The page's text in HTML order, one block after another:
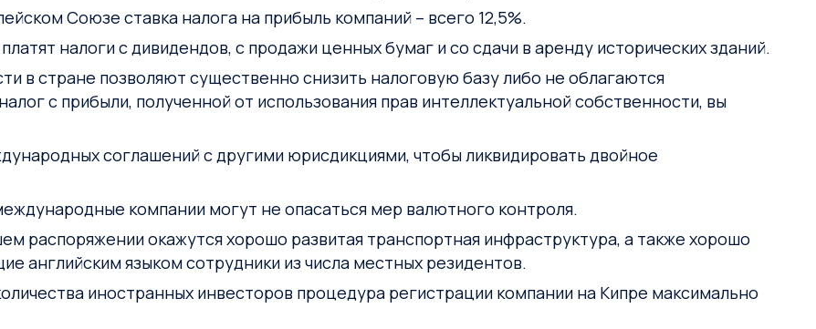
Союзе ставка налога на прибыль компаний – всего 12,5%.
налоги с дивидендов, с продажи ценных бумаг и со сдачи в аренду исторических зданий.
в стране позволяют существенно снизить налоговую базу либо не облагаются
с прибыли, полученной от использования прав интеллектуальной собственности, вы
соглашений с другими юрисдикциями, чтобы ликвидировать двойное
компании могут не опасаться мер валютного контроля.
распоряжении окажутся хорошо развитая транспортная инфраструктура, а также хорошо
английским языком сотрудники из числа местных резидентов.
иностранных инвесторов процедура регистрации компании на Кипре максимально